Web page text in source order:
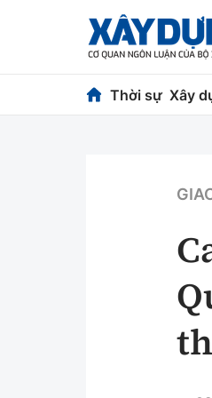
Thời sự Xây
Chuyện dọc